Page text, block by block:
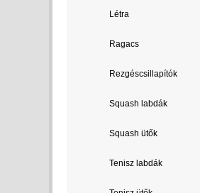
Létra
Ragacs
Rezgéscsillapítók
Squash labdák
Squash ütők
Tenisz labdák